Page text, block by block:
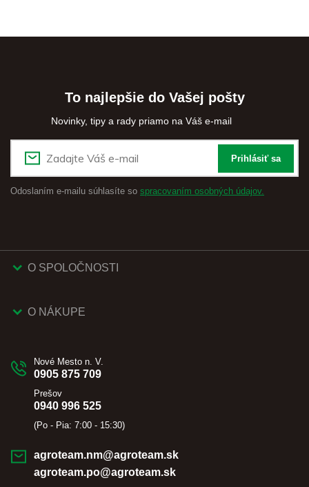
To najlepšie do Vašej pošty
Novinky, tipy a rady priamo na Váš e-mail
Prihlásiť sa
Odoslaním e-mailu súhlasíte so spracovaním osobných údajov.
O SPOLOČNOSTI
O NÁKUPE
Nové Mesto n. V.
0905 875 709
Prešov
0940 996 525
(Po - Pia: 7:00 - 15:30)
agroteam.nm@agroteam.sk
agroteam.po@agroteam.sk